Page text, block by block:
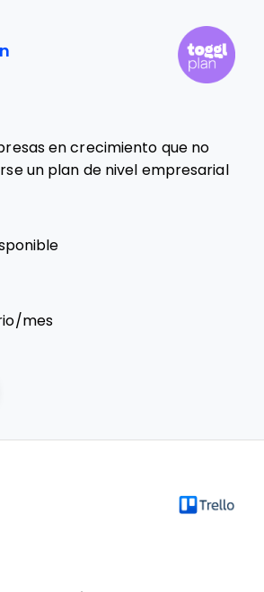
en crecimiento que no
un plan de nivel empresarial
mes